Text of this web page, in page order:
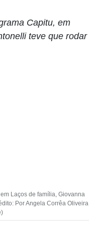
Capitu, em
teve que rodar
Laços de família, Giovanna
Por Angela Corrêa Oliveira